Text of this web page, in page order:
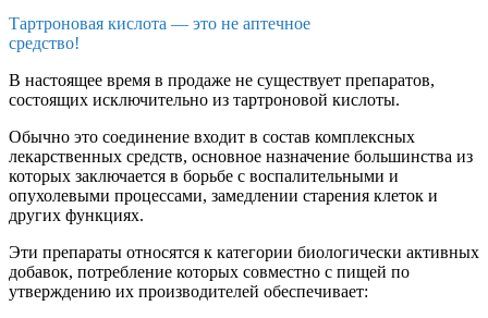
Тартроновая кислота — это не аптечное
средство!
В настоящее время в продаже не существует препаратов,
состоящих исключительно из тартроновой кислоты.
Обычно это соединение входит в состав комплексных
лекарственных средств, основное назначение большинства из
которых заключается в борьбе с воспалительными и
опухолевыми процессами, замедлении старения клеток и
других функциях.
Эти препараты относятся к категории биологически активных
добавок, потребление которых совместно с пищей по
утверждению их производителей обеспечивает: